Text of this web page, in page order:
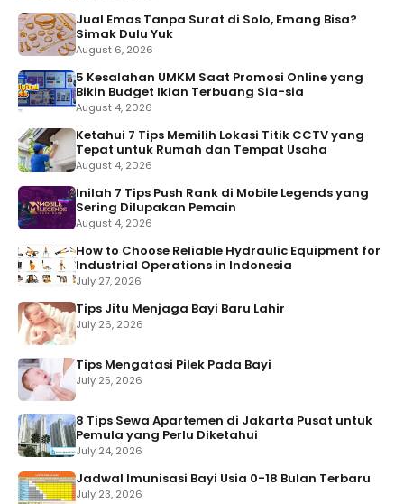
Jual Emas Tanpa Surat di Solo, Emang Bisa?
Simak Dulu Yuk
August 6, 2026
5 Kesalahan UMKM Saat Promosi Online yang
Bikin Budget Iklan Terbuang Sia-sia
August 4, 2026
Ketahui 7 Tips Memilih Lokasi Titik CCTV yang
Tepat untuk Rumah dan Tempat Usaha
August 4, 2026
Inilah 7 Tips Push Rank di Mobile Legends yang
Sering Dilupakan Pemain
August 4, 2026
How to Choose Reliable Hydraulic Equipment for
Industrial Operations in Indonesia
July 27, 2026
Tips Jitu Menjaga Bayi Baru Lahir
July 26, 2026
Tips Mengatasi Pilek Pada Bayi
July 25, 2026
8 Tips Sewa Apartemen di Jakarta Pusat untuk
Pemula yang Perlu Diketahui
July 24, 2026
Jadwal Imunisasi Bayi Usia 0-18 Bulan Terbaru
July 23, 2026